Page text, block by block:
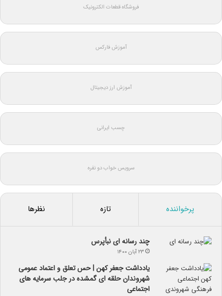
فروشگاه قطعات الکترونیک
آموزش فارکس
آموزش ارز دیجیتال
چسب ایرانی
سرویس خواب دو نفره
پرخواننده تازه نظرها
چند رسانه ای نبأپرس
۲۳ آبان ۱۴۰۰
یادداشت جعفر کهن | حس تعلق و اعتماد عمومی
شهروندان حلقه ای گمشده در جلب سرمایه های
اجتماعی